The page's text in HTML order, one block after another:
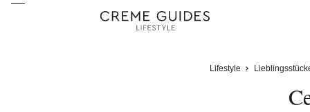
Lifestyle